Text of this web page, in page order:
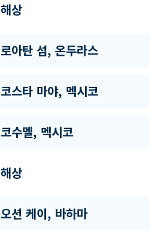
해상
로아탄 섬, 온두라스
코스타 마야, 멕시코
코수멜, 멕시코
해상
오션 케이, 바하마